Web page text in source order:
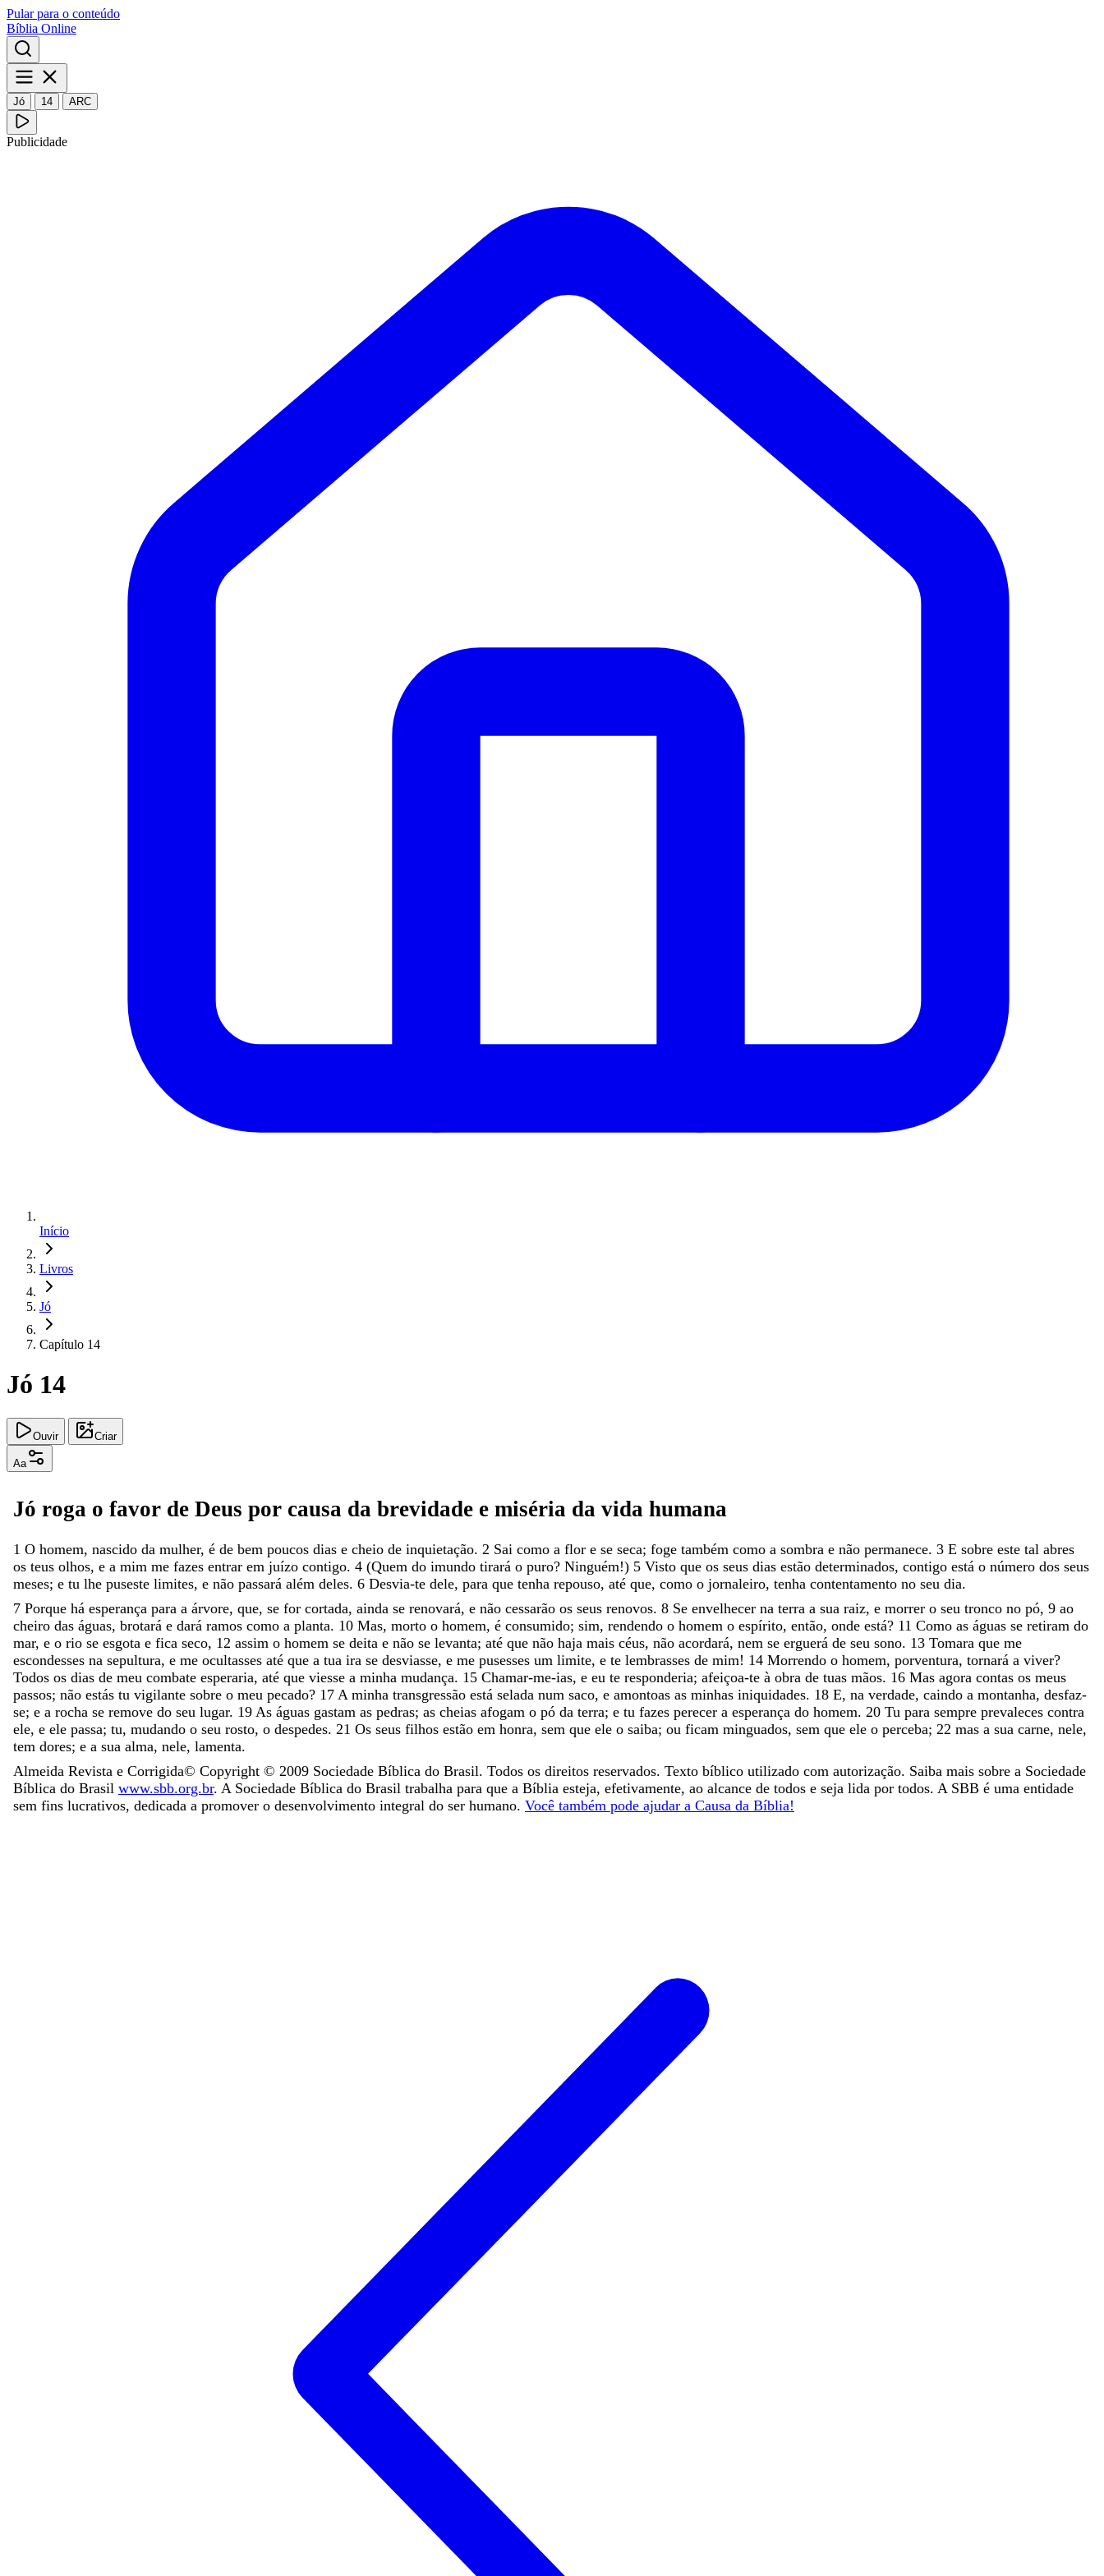
Pular para o conteúdo
Bíblia Online
Jó 14 ARC
Publicidade
Início
Livros
Jó
Capítulo 14
Jó 14
Ouvir Criar
Aa
Jó roga o favor de Deus por causa da brevidade e miséria da vida humana
1 O homem, nascido da mulher, é de bem poucos dias e cheio de inquietação. 2 Sai como a flor e se seca; foge também como a sombra e não permanece. 3 E sobre este tal abres
os teus olhos, e a mim me fazes entrar em juízo contigo. 4 (Quem do imundo tirará o puro? Ninguém!) 5 Visto que os seus dias estão determinados, contigo está o número dos seus
meses; e tu lhe puseste limites, e não passará além deles. 6 Desvia-te dele, para que tenha repouso, até que, como o jornaleiro, tenha contentamento no seu dia.
7 Porque há esperança para a árvore, que, se for cortada, ainda se renovará, e não cessarão os seus renovos. 8 Se envelhecer na terra a sua raiz, e morrer o seu tronco no pó, 9 ao
cheiro das águas, brotará e dará ramos como a planta. 10 Mas, morto o homem, é consumido; sim, rendendo o homem o espírito, então, onde está? 11 Como as águas se retiram do
mar, e o rio se esgota e fica seco, 12 assim o homem se deita e não se levanta; até que não haja mais céus, não acordará, nem se erguerá de seu sono. 13 Tomara que me
escondesses na sepultura, e me ocultasses até que a tua ira se desviasse, e me pusesses um limite, e te lembrasses de mim! 14 Morrendo o homem, porventura, tornará a viver?
Todos os dias de meu combate esperaria, até que viesse a minha mudança. 15 Chamar-me-ias, e eu te responderia; afeiçoa-te à obra de tuas mãos. 16 Mas agora contas os meus
passos; não estás tu vigilante sobre o meu pecado? 17 A minha transgressão está selada num saco, e amontoas as minhas iniquidades. 18 E, na verdade, caindo a montanha, desfaz-
se; e a rocha se remove do seu lugar. 19 As águas gastam as pedras; as cheias afogam o pó da terra; e tu fazes perecer a esperança do homem. 20 Tu para sempre prevaleces contra
ele, e ele passa; tu, mudando o seu rosto, o despedes. 21 Os seus filhos estão em honra, sem que ele o saiba; ou ficam minguados, sem que ele o perceba; 22 mas a sua carne, nele,
tem dores; e a sua alma, nele, lamenta.
Almeida Revista e Corrigida© Copyright © 2009 Sociedade Bíblica do Brasil. Todos os direitos reservados. Texto bíblico utilizado com autorização. Saiba mais sobre a Sociedade
Bíblica do Brasil www.sbb.org.br. A Sociedade Bíblica do Brasil trabalha para que a Bíblia esteja, efetivamente, ao alcance de todos e seja lida por todos. A SBB é uma entidade
sem fins lucrativos, dedicada a promover o desenvolvimento integral do ser humano. Você também pode ajudar a Causa da Bíblia!